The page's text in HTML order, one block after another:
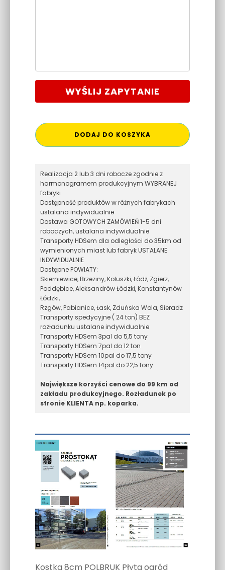
WYŚLIJ ZAPYTANIE
DODAJ DO KOSZYKA
Realizacja 2 lub 3 dni robocze zgodnie z
harmonogramem produkcyjnym WYBRANEJ
fabryki
Dostępność produktów w różnych fabrykach
ustalana indywidualnie
Dostawa GOTOWYCH ZAMÓWIEŃ 1-5 dni
roboczych, ustalana indywidualnie
Transporty HDSem dla odległości do 35km od
wymienionych miast lub fabryk USTALANE
INDYWIDUALNIE
Dostępne POWIATY:
Skierniewice, Brzeziny, Koluszki, Łódż, Zgierz,
Poddębice, Aleksandrów Łódzki, Konstantynów
Łódzki,
Rzgów, Pabianice, Łask, Zduńska Wola, Sieradz
Transporty spedycyjne ( 24 ton) BEZ
rozładunku ustalane indywidualnie
Transporty HDSem 3pal do 5,5 tony
Transporty HDSem 7pal do 12 ton
Transporty HDSem 10pal do 17,5 tony
Transporty HDSem 14pal do 22,5 tony
Największe korzyści cenowe do 99 km od
zakładu produkcyjnego. Rozładunek po
stronie KLIENTA np. koparka.
Kostka 8cm POLBRUK Płyta ogród